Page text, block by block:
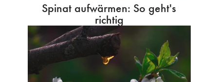
Spinat aufwärmen: So geht's
richtig